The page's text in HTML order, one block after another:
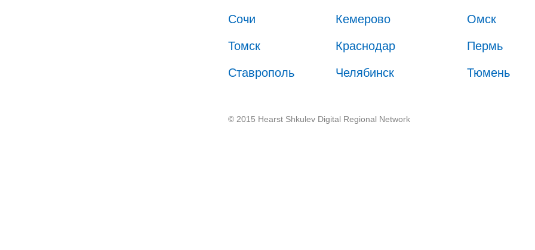
Сочи Кемерово Омск
Томск Краснодар Пермь
Ставрополь Челябинск Тюмень
© 2015 Hearst Shkulev Digital Regional Network